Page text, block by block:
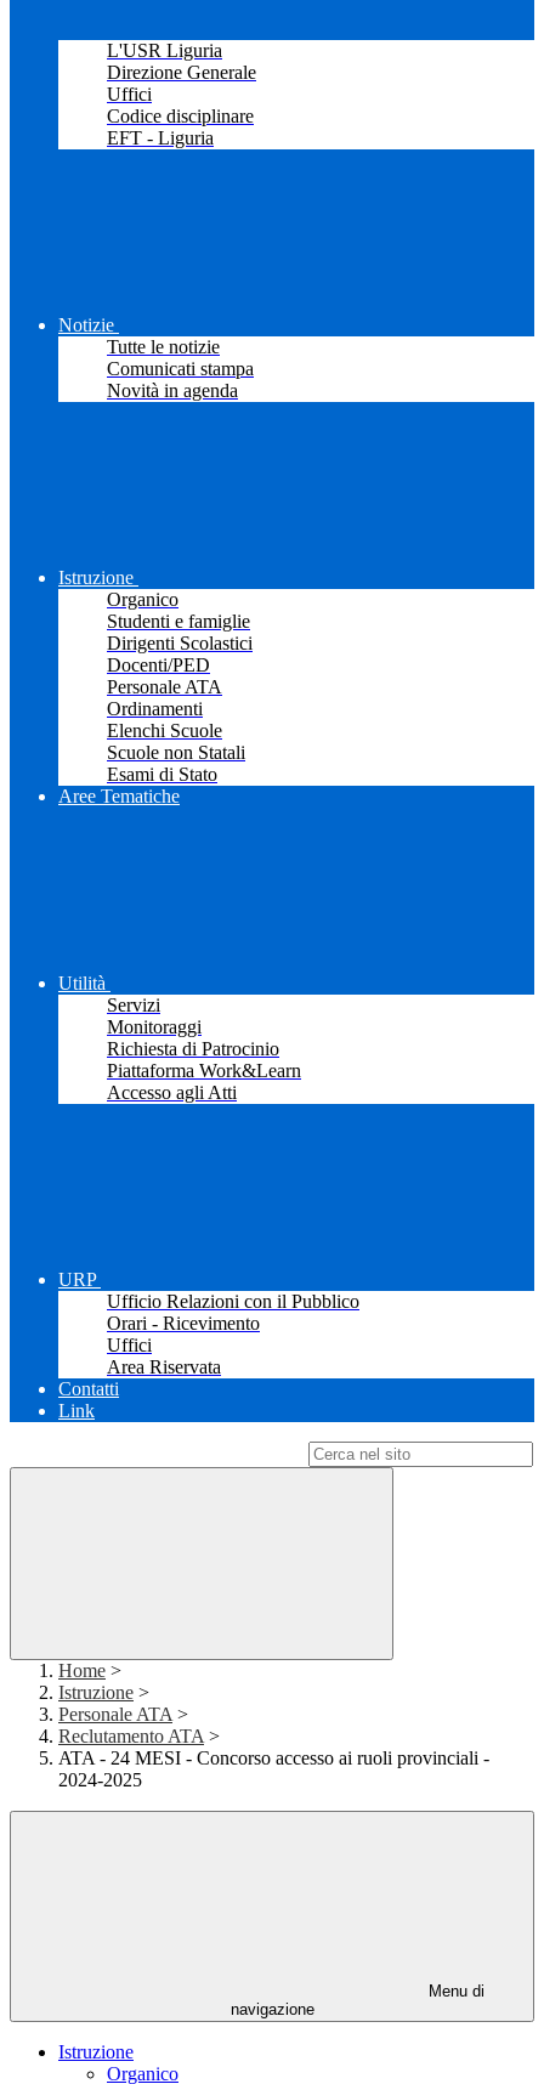
L'USR Liguria
Direzione Generale
Uffici
Codice disciplinare
EFT - Liguria
Notizie
Tutte le notizie
Comunicati stampa
Novità in agenda
Istruzione
Organico
Studenti e famiglie
Dirigenti Scolastici
Docenti/PED
Personale ATA
Ordinamenti
Elenchi Scuole
Scuole non Statali
Esami di Stato
Aree Tematiche
Utilità
Servizi
Monitoraggi
Richiesta di Patrocinio
Piattaforma Work&Learn
Accesso agli Atti
URP
Ufficio Relazioni con il Pubblico
Orari - Ricevimento
Uffici
Area Riservata
Contatti
Link
Home >
Istruzione >
Personale ATA >
Reclutamento ATA >
ATA - 24 MESI - Concorso accesso ai ruoli provinciali -
2024-2025
Menu di
navigazione
Istruzione
Organico